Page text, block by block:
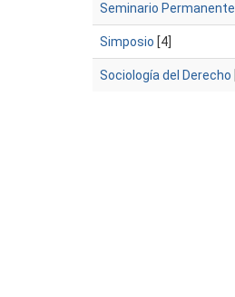
Seminario Permanente
Simposio [4]
Sociología del Derecho